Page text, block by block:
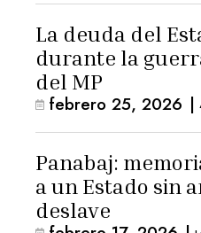
La deuda del
durante la
del MP
febrero 25, 2026 |
Panabaj:
a un Estado sin
deslave